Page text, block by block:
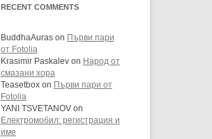
RECENT COMMENTS
BuddhaAurason
Първи пари
от Fotolia
Krasimir Paskalevon Народ от
смазани хора
Teasetboxon
Първи пари от
Fotolia
YANI TSVETANOVon
Електромобил: регистрация и
име